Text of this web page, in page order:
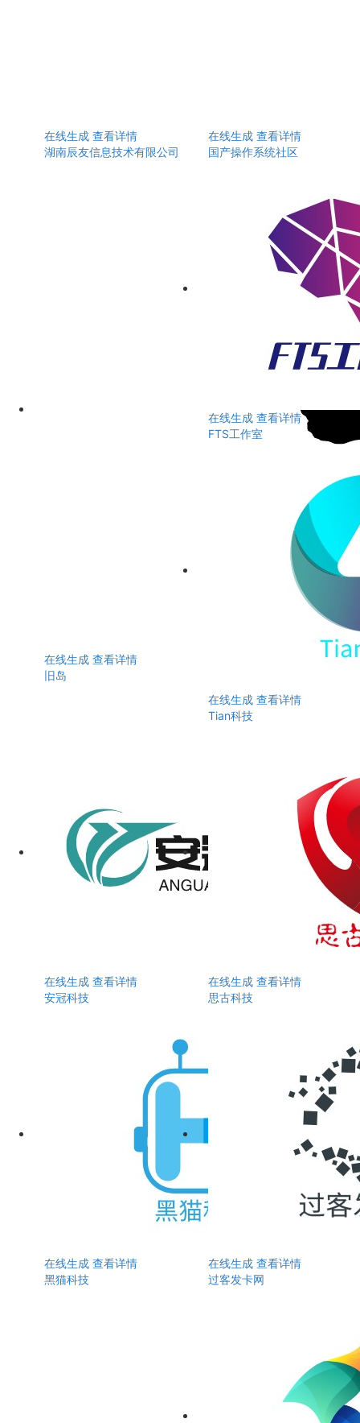
在线生成 查看详情
湖南辰友信息技术有限公司
在线生成 查看详情
国产操作系统社区
在线生成 查看详情
旧岛
在线生成 查看详情
FTS工作室
在线生成 查看详情
Tian科技
在线生成 查看详情
安冠科技
在线生成 查看详情
思古科技
在线生成 查看详情
黑猫科技
在线生成 查看详情
过客发卡网